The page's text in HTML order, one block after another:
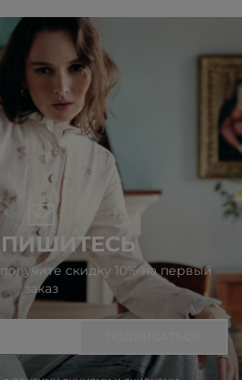
скидку 10% на первый
заказ